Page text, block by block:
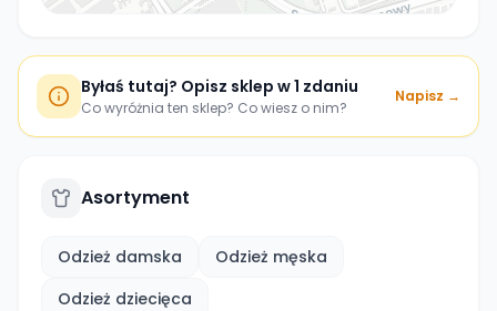
Byłaś tutaj? Opisz sklep w 1 zdaniu
Co wyróżnia ten sklep? Co wiesz o nim?
Napisz →
Asortyment
Odzież damska
Odzież męska
Odzież dziecięca